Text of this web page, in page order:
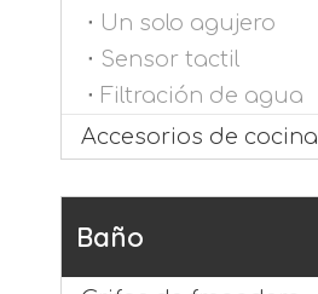
Un solo agujero
Sensor tactil
Filtración de agua
Accesorios de cocina
Baño